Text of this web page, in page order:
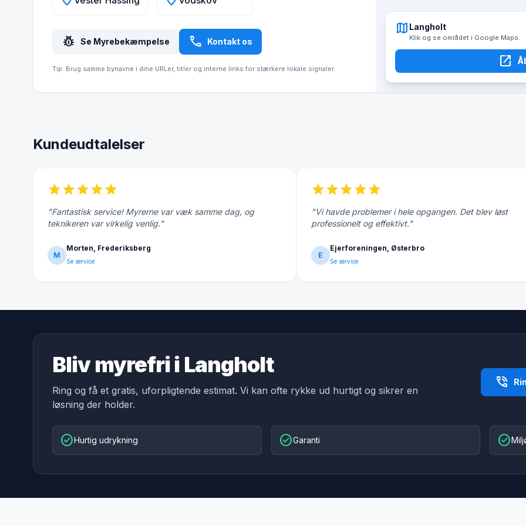
pest_control Se Myrebekæmpelse call Kontakt os
Tip: Brug samme bynavne i dine URLer, titler og interne links for stærkere lokale signaler.
map Langholt
Klik og se området i Google Maps.
open_in_new
Kundeudtalelser
starstarstarstarstar
"Fantastisk service! Myrerne var væk samme dag, og
teknikeren var virkelig venlig."
M
Morten, Frederiksberg
Se service
starstarstarstarstar
"Vi havde problemer i hele opgangen. Det blev løst
professionelt og effektivt."
E
Ejerforeningen, Østerbro
Se service
Bliv myrefri i Langholt
Ring og få et gratis, uforpligtende estimat. Vi kan ofte rykke ud hurtigt og sikrer en
løsning der holder.
phone_in_talk
check_circleHurtig udrykning check_circleGaranti check_circle